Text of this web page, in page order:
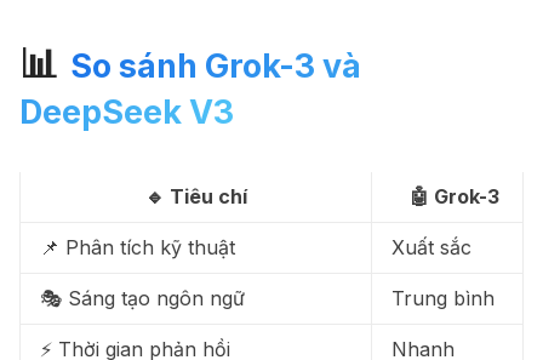
📊 So sánh Grok-3 và
DeepSeek V3
🔹 Tiêu chí 🤖 Grok-3
📌 Phân tích kỹ thuật Xuất sắc
🎭 Sáng tạo ngôn ngữ Trung bình
⚡ Thời gian phản hồi Nhanh